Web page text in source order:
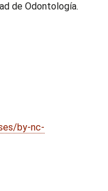
de Odontología.
by-nc-